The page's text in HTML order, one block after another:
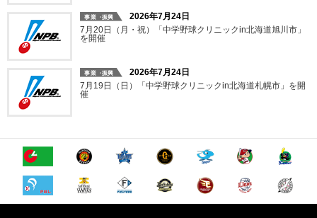
2026年7月24日
7月20日（月・祝）「中学野球クリニックin北海道旭川市」
を開催
2026年7月24日
7月19日（日）「中学野球クリニックin北海道札幌市」を開
催